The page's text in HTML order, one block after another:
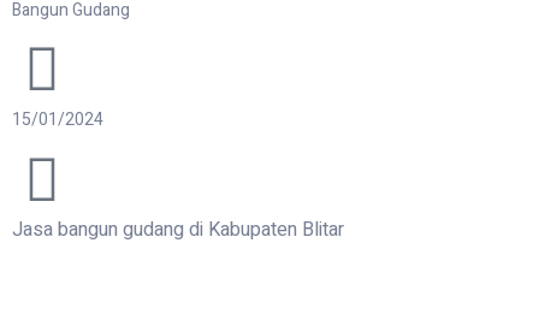
Bangun Gudang
15/01/2024
Jasa bangun gudang di Kabupaten Blitar